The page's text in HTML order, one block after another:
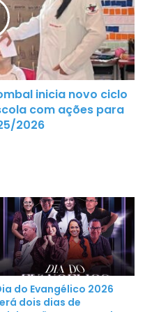
inicia novo ciclo
com ações para
2026
do Evangélico 2026
dois dias de